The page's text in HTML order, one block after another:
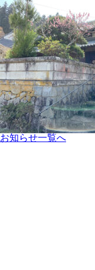
お知らせ一覧へ